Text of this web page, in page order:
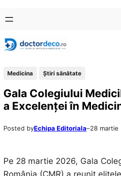
conținut
content
Medicina Ştiri sănătate
Gala Colegiului
a Excelenței în
Posted byEchipa Editoriala–28 martie
Pe 28 martie 2026, Gala
România (CMR) a reunit